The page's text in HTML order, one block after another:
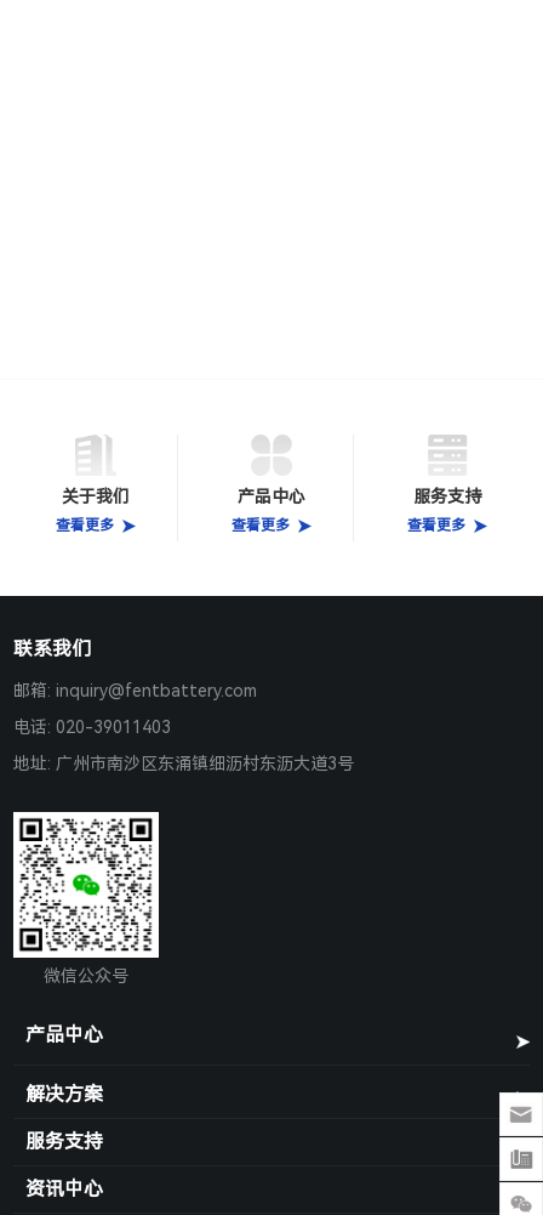
关于我们
查看更多
产品中心
查看更多
服务支持
查看更多
联系我们
邮箱:inquiry@fentbattery.com
电话: 020-39011403
地址: 广州市南沙区东涌镇细沥村东沥大道3号
微信公众号
产品中心
解决方案
服务支持
资讯中心